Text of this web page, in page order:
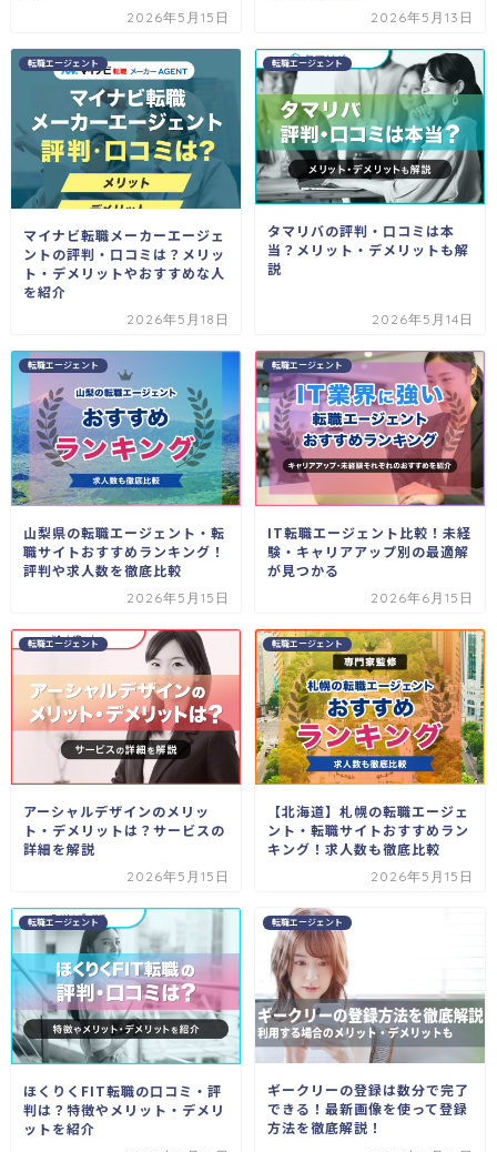
2026年5月15日 2026年5月13日
転職エージェント
マイナビ転職メーカーエージェ
ントの評判・口コミは？メリッ
ト・デメリットやおすすめな人
を紹介
2026年5月18日
転職エージェント
タマリバの評判・口コミは本
当？メリット・デメリットも解
説
2026年5月14日
転職エージェント
山梨県の転職エージェント・転
職サイトおすすめランキング！
評判や求人数を徹底比較
2026年5月15日
転職エージェント
IT転職エージェント比較！未経
験・キャリアアップ別の最適解
が見つかる
2026年6月15日
転職エージェント
アーシャルデザインのメリッ
ト・デメリットは？サービスの
詳細を解説
2026年5月15日
転職エージェント
【北海道】札幌の転職エージェ
ント・転職サイトおすすめラン
キング！求人数も徹底比較
2026年5月15日
転職エージェント
ほくりくFIT転職の口コミ・評
判は？特徴やメリット・デメリ
ットを紹介
転職エージェント
ギークリーの登録は数分で完了
できる！最新画像を使って登録
方法を徹底解説！